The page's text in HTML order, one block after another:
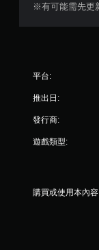
※有可能需先更
平台:
推出日:
發行商:
遊戲類型:
購買或使用本內